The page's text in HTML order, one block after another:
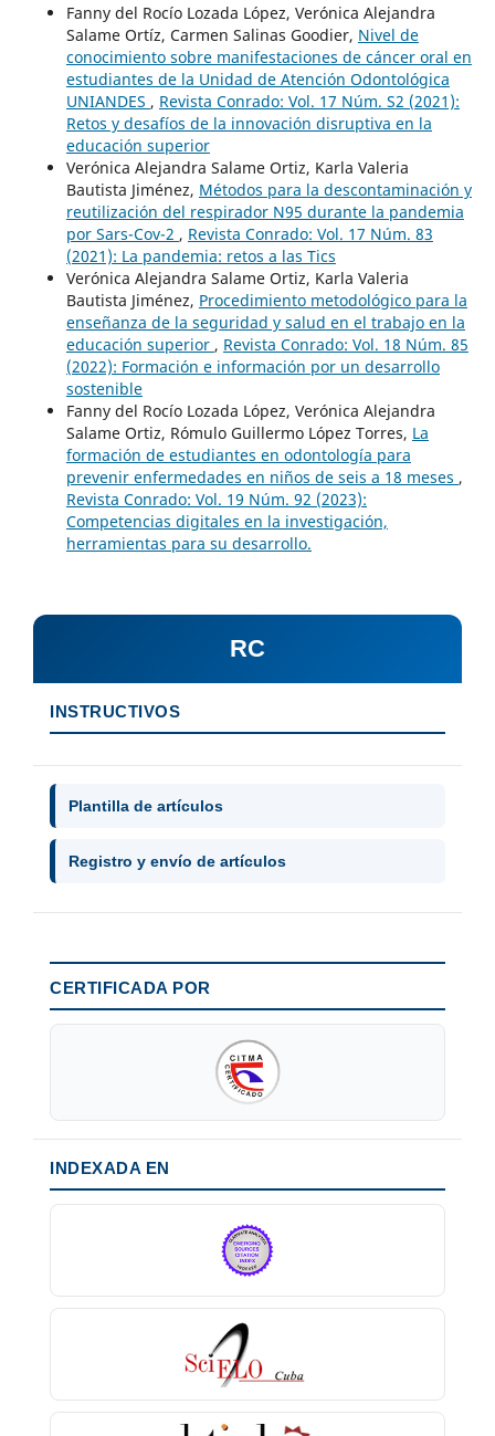
Fanny del Rocío Lozada López, Verónica Alejandra
Salame Ortíz, Carmen Salinas Goodier, Nivel de
conocimiento sobre manifestaciones de cáncer oral en
estudiantes de la Unidad de Atención Odontológica
UNIANDES , Revista Conrado: Vol. 17 Núm. S2 (2021):
Retos y desafíos de la innovación disruptiva en la
educación superior
Verónica Alejandra Salame Ortiz, Karla Valeria
Bautista Jiménez, Métodos para la descontaminación y
reutilización del respirador N95 durante la pandemia
por Sars-Cov-2 , Revista Conrado: Vol. 17 Núm. 83
(2021): La pandemia: retos a las Tics
Verónica Alejandra Salame Ortiz, Karla Valeria
Bautista Jiménez, Procedimiento metodológico para la
enseñanza de la seguridad y salud en el trabajo en la
educación superior , Revista Conrado: Vol. 18 Núm. 85
(2022): Formación e información por un desarrollo
sostenible
Fanny del Rocío Lozada López, Verónica Alejandra
Salame Ortiz, Rómulo Guillermo López Torres, La
formación de estudiantes en odontología para
prevenir enfermedades en niños de seis a 18 meses ,
Revista Conrado: Vol. 19 Núm. 92 (2023):
Competencias digitales en la investigación,
herramientas para su desarrollo.
RC
INSTRUCTIVOS
Plantilla de artículos
Registro y envío de artículos
CERTIFICADA POR
INDEXADA EN